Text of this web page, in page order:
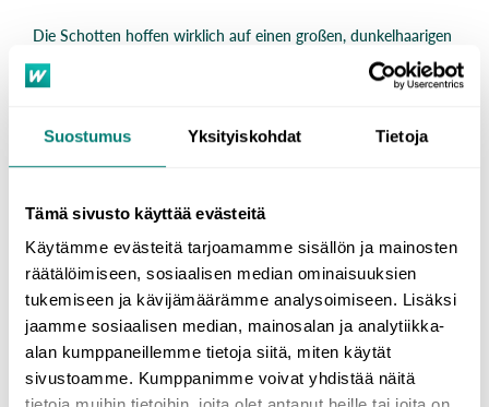
Suostumus Yksityiskohdat Tietoja
Tämä sivusto käyttää evästeitä
Käytämme evästeitä tarjoamamme sisällön ja mainosten
räätälöimiseen, sosiaalisen median ominaisuuksien
tukemiseen ja kävijämäärämme analysoimiseen. Lisäksi
jaamme sosiaalisen median, mainosalan ja analytiikka-
alan kumppaneillemme tietoja siitä, miten käytät
sivustoamme. Kumppanimme voivat yhdistää näitä
Die Schotten hoffen wirklich auf einen großen, dunkelhaarigen
unbekannten Mann, der sie am 1. Januar besucht und Glück
für das neue Jahr bringt. Besonders wenn er dazu noch Salz,
In anderen Ländern gibt es ähnliche „Glauben“. In Russland
Frau oder eine rothaarige Person an der Tür steht, dann sollten
diese so schnell wie möglich abgewimmelt werden, da sie
Unglück bringen könnten.
Böse Geister vertreiben
Bereits in früheren Zeiten haben die Menschen in der